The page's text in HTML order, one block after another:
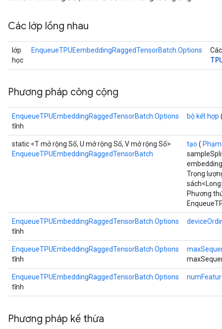
Các lớp lồng nhau
lớp
học
EnqueueTPUEembeddingRaggedTensorBatch.Options
Phương pháp công cộng
EnqueueTPUEmbeddingRaggedTensorBatch.Options
tĩnh
bộ kết hợp
static <T mở rộng Số, U mở rộng Số, V mở rộng Số>
EnqueueTPUEmbeddingRaggedTensorBatch
tạo (
Trọng
Phương
EnqueueTPUEmbeddingRaggedTensorBatch.Options
tĩnh
EnqueueTPUEmbeddingRaggedTensorBatch.Options
tĩnh
EnqueueTPUEmbeddingRaggedTensorBatch.Options
tĩnh
Phương pháp kế thừa